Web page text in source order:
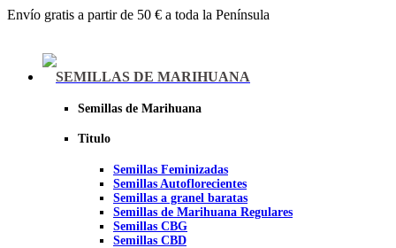
Envío gratis a partir de 50 € a toda la Península
SEMILLAS DE MARIHUANA
Semillas de Marihuana
Titulo
Semillas Feminizadas
Semillas Autoflorecientes
Semillas a granel baratas
Semillas de Marihuana Regulares
Semillas CBG
Semillas CBD